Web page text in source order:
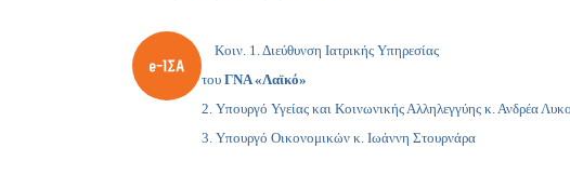
Κοιν. 1. Διεύθυνση Ιατρικής Υπηρεσίας
του ΓΝΑ «Λαϊκό»
2. Υπουργό Υγείας και Κοινωνικής Αλληλεγγύης κ. Ανδρέα
3. Υπουργό Οικονομικών κ. Ιωάννη Στουρνάρα